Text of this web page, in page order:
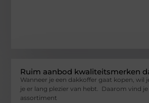
Ruim aanbod kwaliteitsmerken
Wanneer je een dakkoffer gaat kopen, wil
je er lang plezier van hebt. Daarom vind
assortiment